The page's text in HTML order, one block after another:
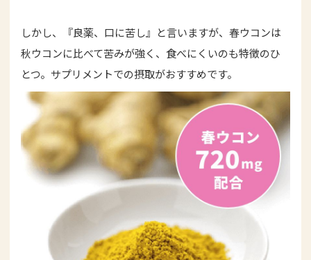
しかし、『良薬、口に苦し』と言いますが、春ウコンは
秋ウコンに比べて苦みが強く、食べにくいのも特徴のひ
とつ。サプリメントでの摂取がおすすめです。